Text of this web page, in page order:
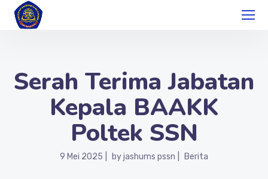
Serah Terima Jabatan
Kepala BAAKK
Poltek SSN
9 Mei 2025 byjashums pssn Berita